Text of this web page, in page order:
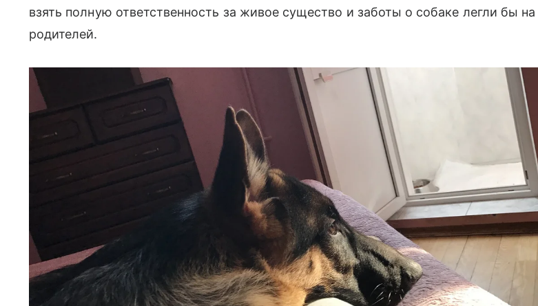
взять полную ответственность за живое существо и заботы о собаке легли бы на
родителей.